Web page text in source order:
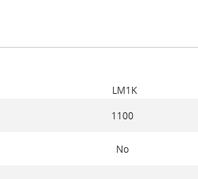
LM1K
1100
No